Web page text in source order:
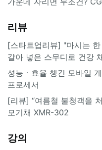
리뷰
[스타트업리뷰] "마시는
갈아 넣은 스무디로 건강
성능ㆍ효율 챙긴 모바일
프로세서
[리뷰] “여름철 불청객을
모기채 XMR-302
강의